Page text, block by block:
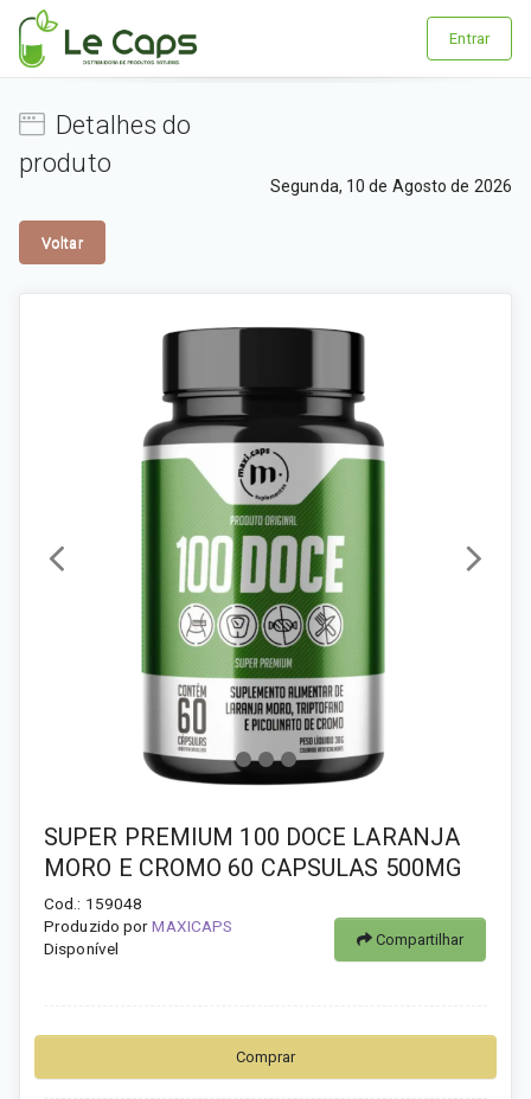
Entrar
Detalhes do
produto
Voltar
Segunda, 10 de Agosto de 2026
SUPER PREMIUM 100 DOCE LARANJA
MORO E CROMO 60 CAPSULAS 500MG
Cod.: 159048
Produzido porMAXICAPS
Disponível
Compartilhar
Comprar